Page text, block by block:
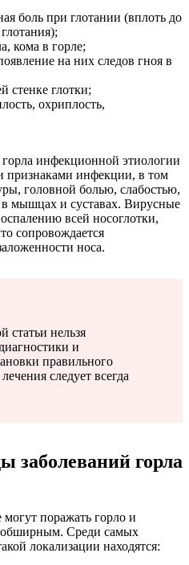
боль при глотании (вплоть до
кома в горле;
на них следов гноя в
стенке глотки;
охриплость,
инфекционной этиологии
признаками инфекции, в том
головной болью, слабостью,
в мышцах и суставах. Вирусные
всей носоглотки,
сопровождается
носа.
нельзя
и
правильного
следует всегда
заболеваний горла
поражать горло и
обширным. Среди самых
локализации находятся: